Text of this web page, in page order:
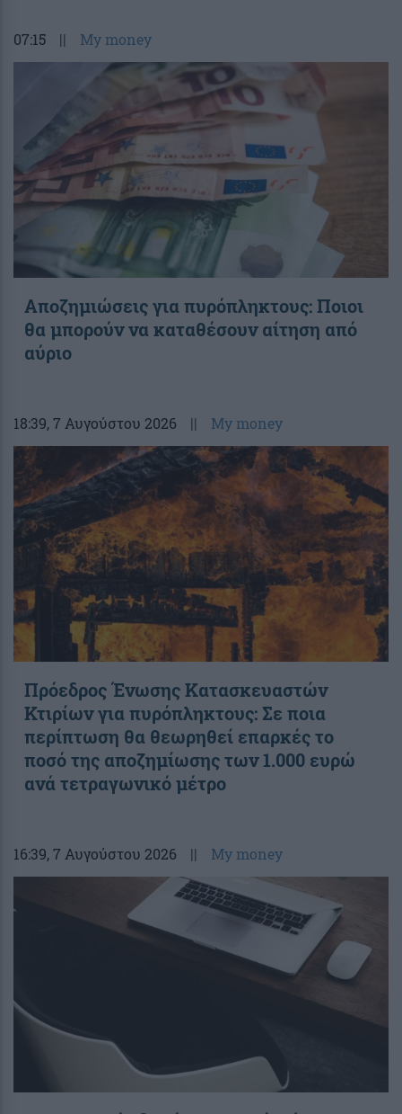
07:15 || My money
Αποζημιώσεις για πυρόπληκτους: Ποιοι
θα μπορούν να καταθέσουν αίτηση από
αύριο
18:39, 7 Αυγούστου 2026 || My money
Πρόεδρος Ένωσης Κατασκευαστών
Κτιρίων για πυρόπληκτους: Σε ποια
περίπτωση θα θεωρηθεί επαρκές το
ποσό της αποζημίωσης των 1.000 ευρώ
ανά τετραγωνικό μέτρο
16:39, 7 Αυγούστου 2026 || My money